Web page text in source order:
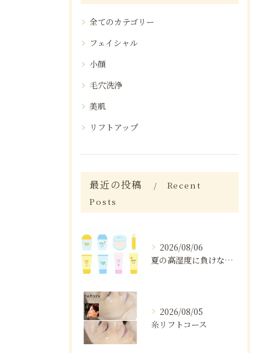
全てのカテゴリー
フェイシャル
小顔
毛穴洗浄
美肌
リフトアップ
最近の投稿
Recent
Posts
2026/08/06
夏の高湿度に負けない肌ケア術
2026/08/05
糸リフトコース